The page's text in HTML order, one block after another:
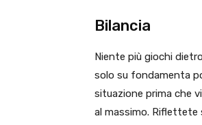
Bilancia
Niente più giochi
solo su fondamenta
situazione prima che
al massimo. Riflettete